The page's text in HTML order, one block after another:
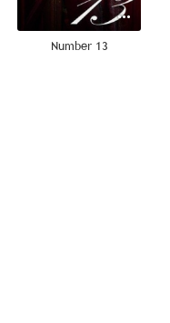
Number 13